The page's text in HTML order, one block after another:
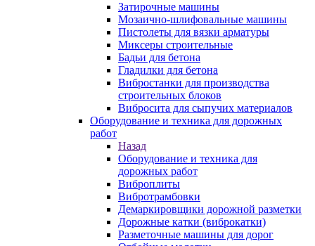
Затирочные машины
Мозаично-шлифовальные машины
Пистолеты для вязки арматуры
Миксеры строительные
Бадьи для бетона
Гладилки для бетона
Вибростанки для производства
строительных блоков
Вибросита для сыпучих материалов
Оборудование и техника для дорожных
работ
Назад
Оборудование и техника для
дорожных работ
Виброплиты
Вибротрамбовки
Демаркировщики дорожной разметки
Дорожные катки (виброкатки)
Разметочные машины для дорог